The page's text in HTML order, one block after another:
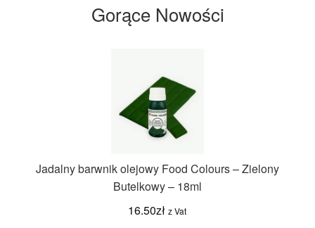
Gorące Nowości
Jadalny barwnik olejowy Food Colours – Zielony
Butelkowy – 18ml
16.50zł z Vat